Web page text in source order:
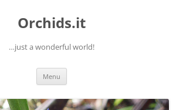
Orchids.it
…just a wonderful world!
Menu